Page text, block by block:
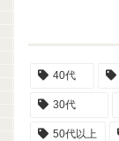
40代
30代
50代以上